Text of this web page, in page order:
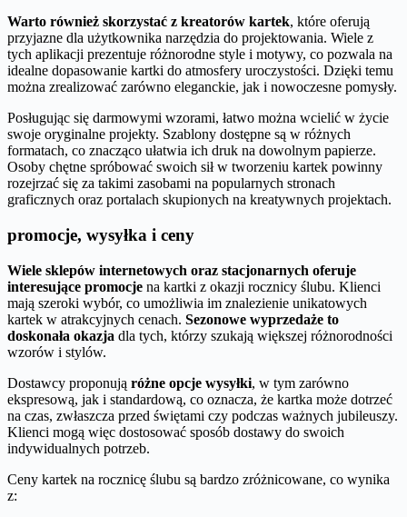
Warto również skorzystać z kreatorów kartek, które oferują
przyjazne dla użytkownika narzędzia do projektowania. Wiele z
tych aplikacji prezentuje różnorodne style i motywy, co pozwala na
idealne dopasowanie kartki do atmosfery uroczystości. Dzięki temu
można zrealizować zarówno eleganckie, jak i nowoczesne pomysły.
Posługując się darmowymi wzorami, łatwo można wcielić w życie
swoje oryginalne projekty. Szablony dostępne są w różnych
formatach, co znacząco ułatwia ich druk na dowolnym papierze.
Osoby chętne spróbować swoich sił w tworzeniu kartek powinny
rozejrzać się za takimi zasobami na popularnych stronach
graficznych oraz portalach skupionych na kreatywnych projektach.
promocje, wysyłka i ceny
Wiele sklepów internetowych oraz stacjonarnych oferuje
interesujące promocje na kartki z okazji rocznicy ślubu. Klienci
mają szeroki wybór, co umożliwia im znalezienie unikatowych
kartek w atrakcyjnych cenach. Sezonowe wyprzedaże to
doskonała okazja dla tych, którzy szukają większej różnorodności
wzorów i stylów.
Dostawcy proponują różne opcje wysyłki, w tym zarówno
ekspresową, jak i standardową, co oznacza, że kartka może dotrzeć
na czas, zwłaszcza przed świętami czy podczas ważnych jubileuszy.
Klienci mogą więc dostosować sposób dostawy do swoich
indywidualnych potrzeb.
Ceny kartek na rocznicę ślubu są bardzo zróżnicowane, co wynika
z: